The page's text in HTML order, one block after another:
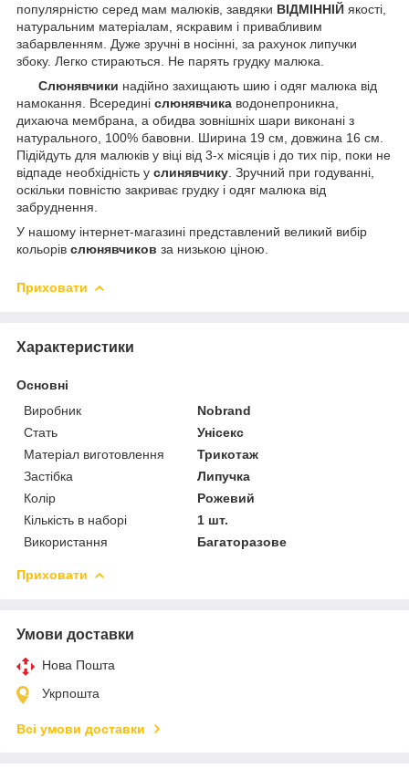
популярністю серед мам малюків, завдяки ВІДМІННІЙ якості,
натуральним матеріалам, яскравим і привабливим
забарвленням. Дуже зручні в носінні, за рахунок липучки
збоку. Легко стираються. Не парять грудку малюка.
Слюнявчики надійно захищають шию і одяг малюка від
намокання. Всередині слюнявчика водонепроникна,
дихаюча мембрана, а обидва зовнішніх шари виконані з
натурального, 100% бавовни. Ширина 19 см, довжина 16 см.
Підійдуть для малюків у віці від 3-х місяців і до тих пір, поки не
відпаде необхідність у слинявчику . Зручний при годуванні,
оскільки повністю закриває грудку і одяг малюка від
забруднення.
У нашому інтернет-магазині представлений великий вибір
кольорів слюнявчиков за низькою ціною.
Приховати
Характеристики
Основні
Виробник
Nobrand
Стать
Унісекс
Матеріал виготовлення
Трикотаж
Застібка
Липучка
Колір
Рожевий
Кількість в наборі
1 шт.
Використання
Багаторазове
Приховати
Умови доставки
Нова Пошта
Укрпошта
Всі умови доставки